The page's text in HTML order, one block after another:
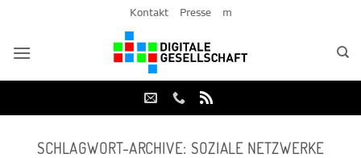
springen
Kontakt Presse m
SCHLAGWORT-ARCHIVE: SOZIALE NETZWERKE